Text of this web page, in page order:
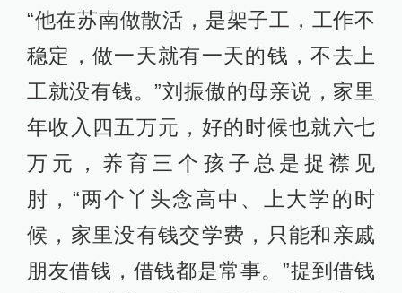
“他在苏南做散活，是架子工，工作不
稳定，做一天就有一天的钱，不去上
工就没有钱。”刘振傲的母亲说，家里
年收入四五万元，好的时候也就六七
万元，养育三个孩子总是捉襟见
肘，“两个丫头念高中、上大学的时
候，家里没有钱交学费，只能和亲戚
朋友借钱，借钱都是常事。”提到借钱